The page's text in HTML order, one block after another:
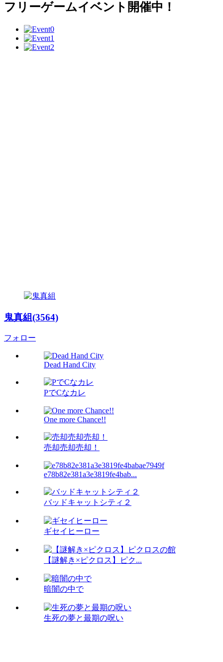
フリーゲームイベント開催中！
鬼真組(3564)
フォロー
Dead Hand City
PでCなカレ
One more Chance!!
売却売却売却！
e78b82e381a3e3819fe4bab...
バッドキャットシティ２
ギセイヒーロー
【謎解き×ピクロス】ピク...
暗闇の中で
生死の夢と最期の呪い